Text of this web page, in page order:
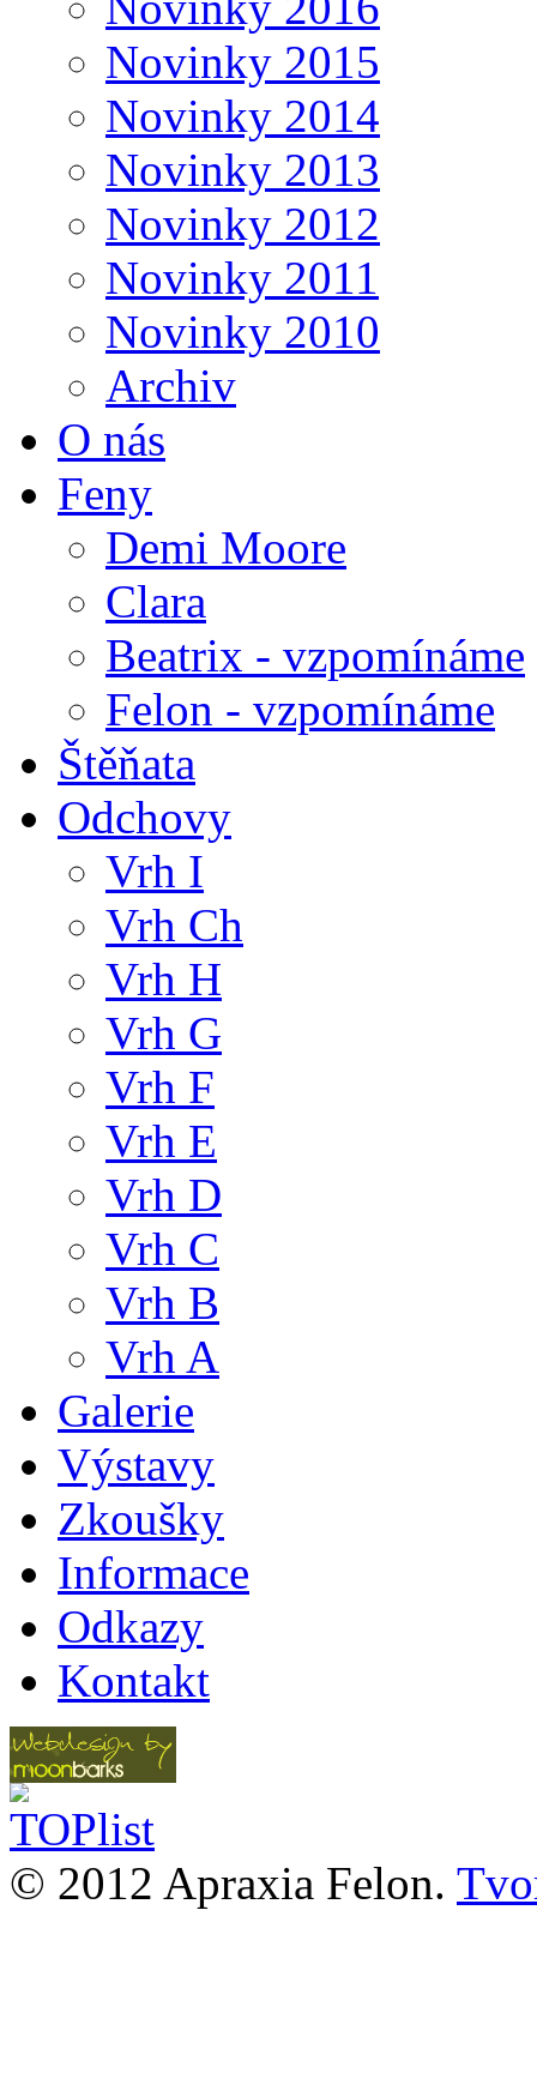
Novinky 2015
Novinky 2014
Novinky 2013
Novinky 2012
Novinky 2011
Novinky 2010
Archiv
O nás
Feny
Demi Moore
Clara
Beatrix - vzpomínáme
Felon - vzpomínáme
Štěňata
Odchovy
Vrh I
Vrh Ch
Vrh H
Vrh G
Vrh F
Vrh E
Vrh D
Vrh C
Vrh B
Vrh A
Galerie
Výstavy
Zkoušky
Informace
Odkazy
Kontakt
© 2012 Apraxia Felon.